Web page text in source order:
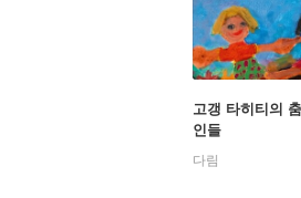
고갱 타히티의
인들
다림